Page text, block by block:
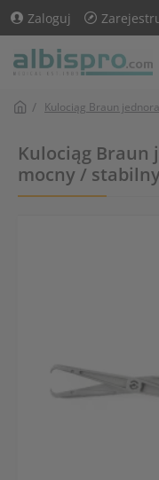
Zaloguj
Kulociąg Braun
Kulociąg
mocny /